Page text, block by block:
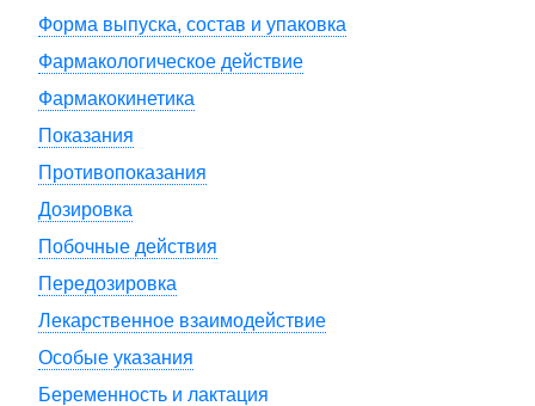
Форма выпуска, состав и упаковка
Фармакологическое действие
Фармакокинетика
Показания
Противопоказания
Дозировка
Побочные действия
Передозировка
Лекарственное взаимодействие
Особые указания
Беременность и лактация